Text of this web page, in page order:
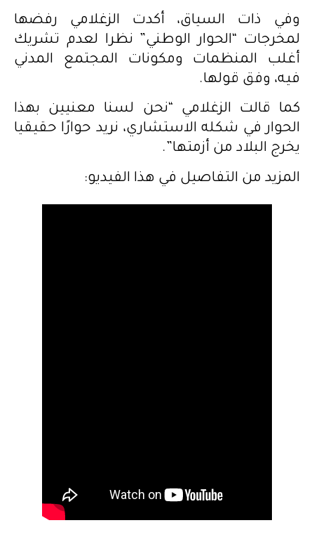
وفي ذات السياق، أكدت الزغلامي رفضها
لمخرجات “الحوار الوطني” نظرا لعدم تشريك
أغلب المنظمات ومكونات المجتمع المدني
فيه، وفق قولها.
كما قالت الزغلامي “نحن لسنا معنيين بهذا
الحوار في شكله الاستشاري، نريد حوارًا حقيقيا
يخرج البلاد من أزمتها”.
المزيد من التفاصيل في هذا الفيديو: